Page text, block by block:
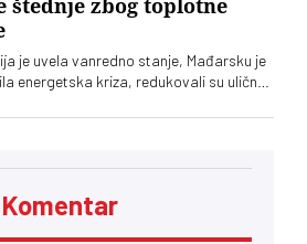
štednje zbog toplotne
je uvela vanredno stanje, Mađarsku je
energetska kriza, redukovali su uličnu
Komentar